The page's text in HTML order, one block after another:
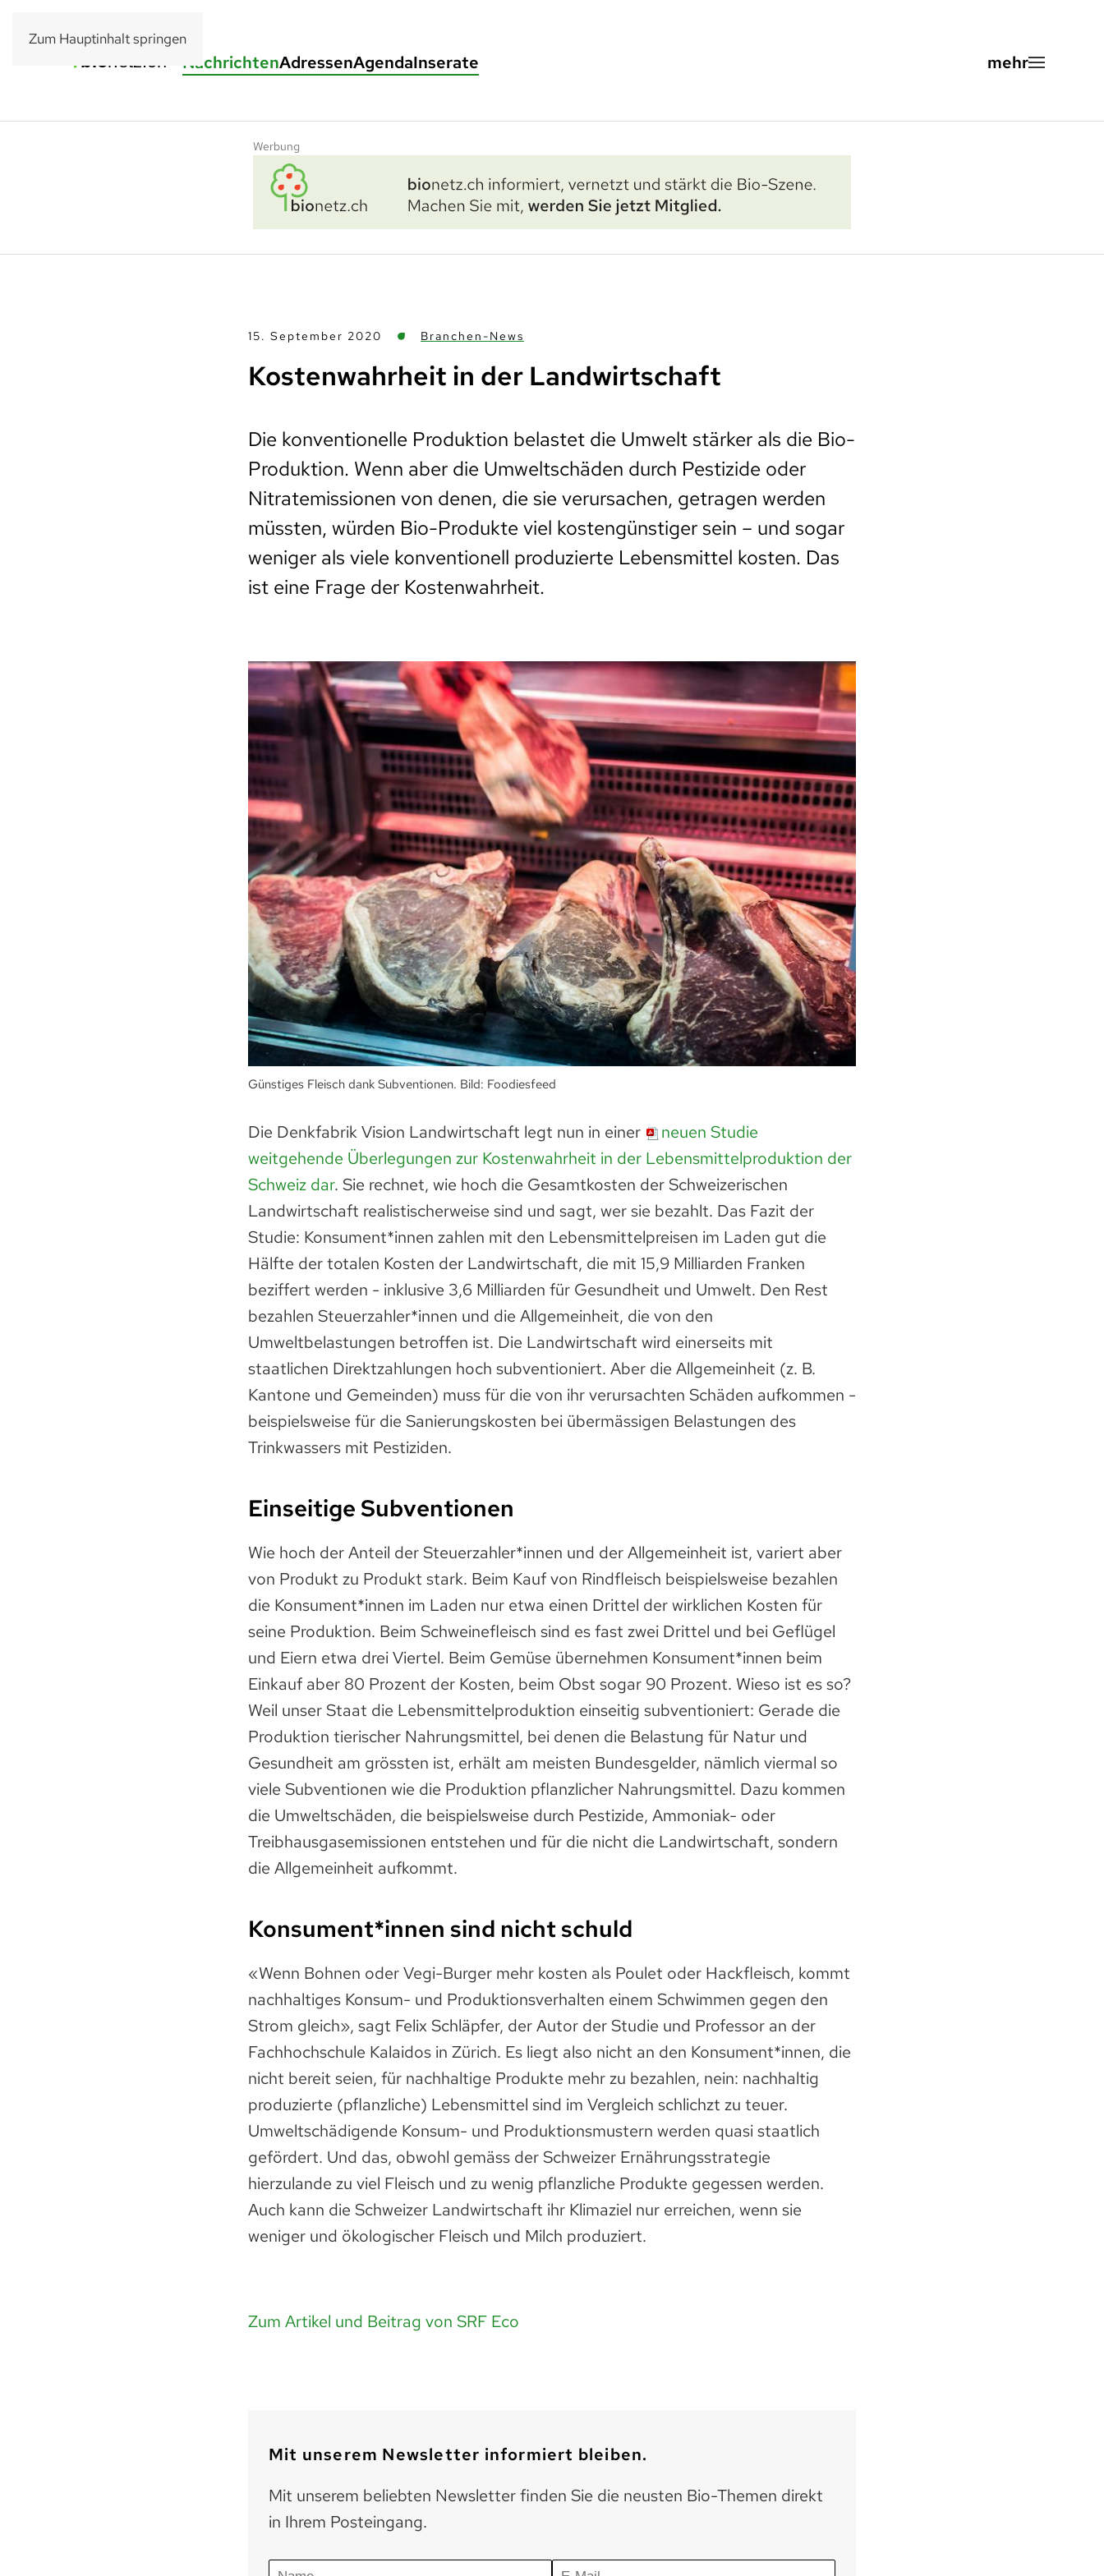
Zum Hauptinhalt springen
NachrichtenAdressenAgendaInserate
Werbung
15. September 2020 Branchen-News
Kostenwahrheit in der Landwirtschaft
Die konventionelle Produktion belastet die Umwelt stärker als die Bio-
Produktion. Wenn aber die Umweltschäden durch Pestizide oder
Nitratemissionen von denen, die sie verursachen, getragen werden
müssten, würden Bio-Produkte viel kostengünstiger sein – und sogar
weniger als viele konventionell produzierte Lebensmittel kosten. Das
ist eine Frage der Kostenwahrheit.
Günstiges Fleisch dank Subventionen. Bild: Foodiesfeed
Die Denkfabrik Vision Landwirtschaft legt nun in einer
neuen Studie
weitgehende Überlegungen zur Kostenwahrheit in der Lebensmittelproduktion der
Schweiz dar. Sie rechnet, wie hoch die Gesamtkosten der Schweizerischen
Landwirtschaft realistischerweise sind und sagt, wer sie bezahlt. Das Fazit der
Studie: Konsument*innen zahlen mit den Lebensmittelpreisen im Laden gut die
Hälfte der totalen Kosten der Landwirtschaft, die mit 15,9 Milliarden Franken
beziffert werden - inklusive 3,6 Milliarden für Gesundheit und Umwelt. Den Rest
bezahlen Steuerzahler*innen und die Allgemeinheit, die von den
Umweltbelastungen betroffen ist. Die Landwirtschaft wird einerseits mit
staatlichen Direktzahlungen hoch subventioniert. Aber die Allgemeinheit (z. B.
Kantone und Gemeinden) muss für die von ihr verursachten Schäden aufkommen -
beispielsweise für die Sanierungskosten bei übermässigen Belastungen des
Trinkwassers mit Pestiziden.
Einseitige Subventionen
Wie hoch der Anteil der Steuerzahler*innen und der Allgemeinheit ist, variert aber
von Produkt zu Produkt stark. Beim Kauf von Rindfleisch beispielsweise bezahlen
die Konsument*innen im Laden nur etwa einen Drittel der wirklichen Kosten für
seine Produktion. Beim Schweinefleisch sind es fast zwei Drittel und bei Geflügel
und Eiern etwa drei Viertel. Beim Gemüse übernehmen Konsument*innen beim
Einkauf aber 80 Prozent der Kosten, beim Obst sogar 90 Prozent. Wieso ist es so?
Weil unser Staat die Lebensmittelproduktion einseitig subventioniert: Gerade die
Produktion tierischer Nahrungsmittel, bei denen die Belastung für Natur und
Gesundheit am grössten ist, erhält am meisten Bundesgelder, nämlich viermal so
viele Subventionen wie die Produktion pflanzlicher Nahrungsmittel. Dazu kommen
die Umweltschäden, die beispielsweise durch Pestizide, Ammoniak- oder
Treibhausgasemissionen entstehen und für die nicht die Landwirtschaft, sondern
die Allgemeinheit aufkommt.
Konsument*innen sind nicht schuld
«Wenn Bohnen oder Vegi-Burger mehr kosten als Poulet oder Hackfleisch, kommt
nachhaltiges Konsum- und Produktionsverhalten einem Schwimmen gegen den
Strom gleich», sagt Felix Schläpfer, der Autor der Studie und Professor an der
Fachhochschule Kalaidos in Zürich. Es liegt also nicht an den Konsument*innen, die
nicht bereit seien, für nachhaltige Produkte mehr zu bezahlen, nein: nachhaltig
produzierte (pflanzliche) Lebensmittel sind im Vergleich schlichzt zu teuer.
Umweltschädigende Konsum- und Produktionsmustern werden quasi staatlich
gefördert. Und das, obwohl gemäss der Schweizer Ernährungsstrategie
hierzulande zu viel Fleisch und zu wenig pflanzliche Produkte gegessen werden.
Auch kann die Schweizer Landwirtschaft ihr Klimaziel nur erreichen, wenn sie
weniger und ökologischer Fleisch und Milch produziert.
Zum Artikel und Beitrag von SRF Eco
Mit unserem Newsletter informiert bleiben.
Mit unserem beliebten Newsletter finden Sie die neusten Bio-Themen direkt
in Ihrem Posteingang.